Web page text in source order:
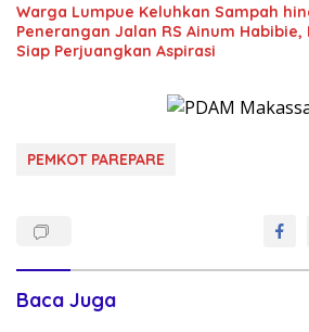
Warga Lumpue Keluhkan Sampah
Penerangan Jalan RS Ainum
Siap Perjuangkan Aspirasi
PEMKOT PAREPARE
Baca Juga